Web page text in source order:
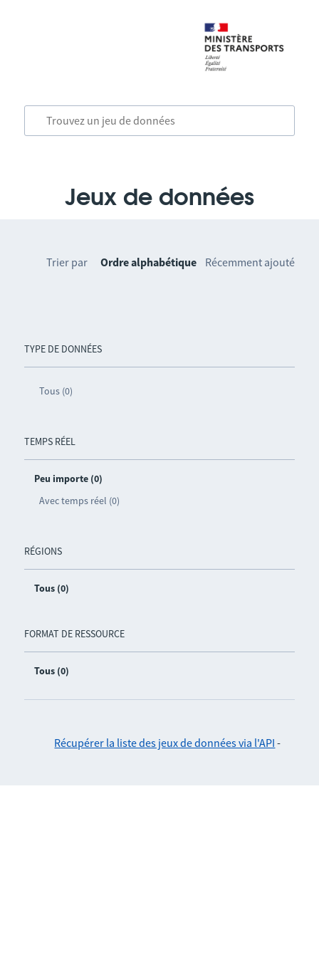
Jeux de données
TYPE DE DONNÉES
Tous (0)
TEMPS RÉEL
Peu importe (0)
Avec temps réel (0)
RÉGIONS
Tous (0)
FORMAT DE RESSOURCE
Tous (0)
Trier par Ordre alphabétique Récemment ajouté
Récupérer la liste des jeux de données via l'API -